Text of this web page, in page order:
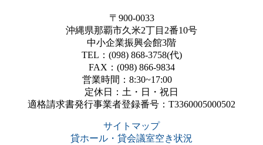
〒900-0033
沖縄県那覇市久米2丁目2番10号
中小企業振興会館3階
TEL：(098) 868-3758(代)
FAX：(098) 866-9834
営業時間：8:30~17:00
定休日：土・日・祝日
適格請求書発行事業者登録番号：T3360005000502
サイトマップ
貸ホール・貸会議室空き状況